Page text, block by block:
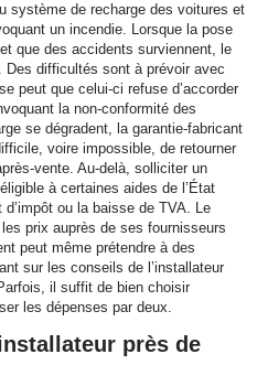
système de recharge des voitures et
un incendie. Lorsque la pose
que des accidents surviennent, le
Des difficultés sont à prévoir avec
peut que celui-ci refuse d’accorder
la non-conformité des
se dégradent, la garantie-fabricant
voire impossible, de retourner
vente. Au-delà, solliciter un
à certaines aides de l’État
ou la baisse de TVA. Le
prix auprès de ses fournisseurs
peut même prétendre à des
sur les conseils de l’installateur
il suffit de bien choisir
les dépenses par deux.
près de